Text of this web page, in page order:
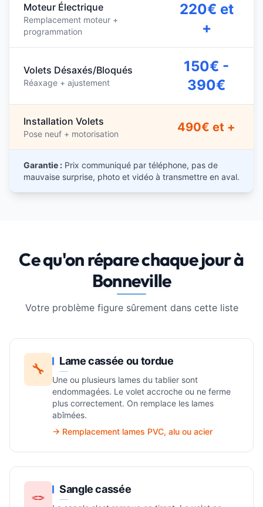
Moteur Électrique
Remplacement moteur +
programmation
220€ et
+
Volets Désaxés/Bloqués
Réaxage + ajustement
150€ -
390€
Installation Volets
Pose neuf + motorisation 490€ et +
Garantie : Prix communiqué par téléphone, pas de
mauvaise surprise, photo et vidéo à transmettre en aval.
Ce qu'on répare chaque jour à
Bonneville
Votre problème figure sûrement dans cette liste
🔧 Lame cassée ou tordue
Une ou plusieurs lames du tablier sont
endommagées. Le volet accroche ou ne ferme
plus correctement. On remplace les lames
abîmées.
→ Remplacement lames PVC, alu ou acier
🪢 Sangle cassée